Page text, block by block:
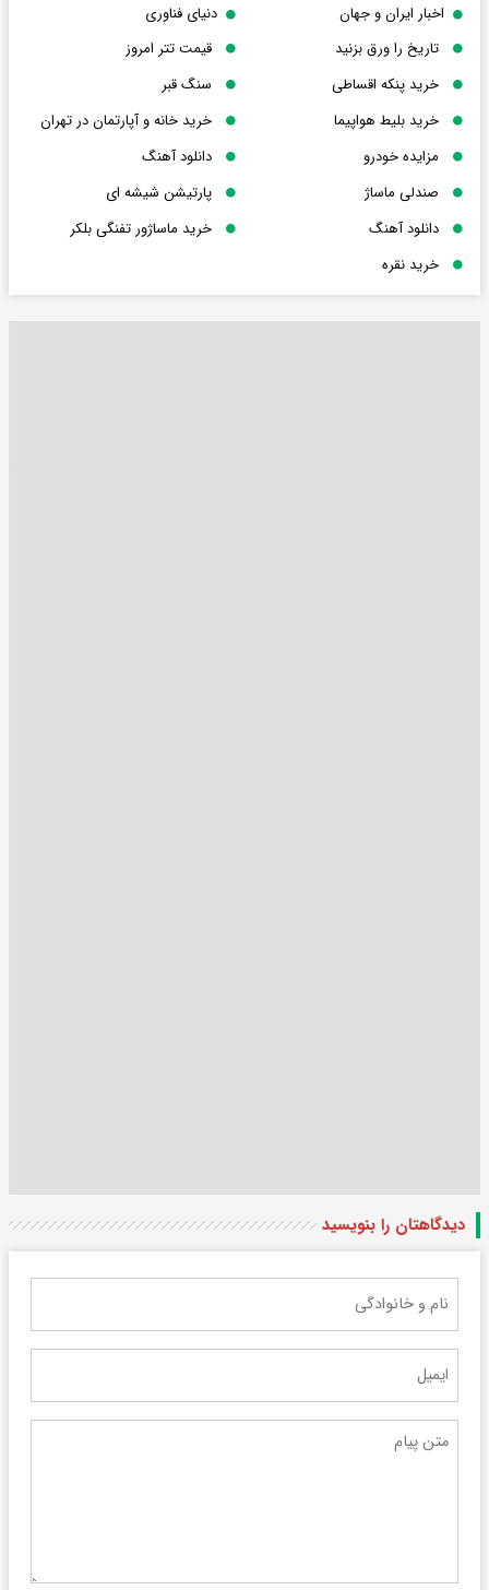
اخبار ایران و جهان
دنیای فناوری
تاریخ را ورق بزنید
قیمت تتر امروز
خرید پنکه اقساطی
سنگ قبر
خرید بلیط هواپیما
خرید خانه و آپارتمان در تهران
مزایده خودرو
دانلود آهنگ
صندلی ماساژ
پارتیشن شیشه ای
دانلود آهنگ
خرید ماساژور تفنگی بلکر
خرید نقره
دیدگاهتان را بنویسید